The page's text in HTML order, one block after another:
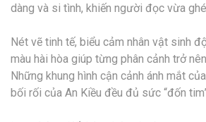
dàng và si tình, khiến người đọc vừa
Nét vẽ tinh tế, biểu cảm nhân vật sinh
màu hài hòa giúp từng phân cảnh trở
Những khung hình cận cảnh ánh mắt
bối rối của An Kiều đều đủ sức “đốn